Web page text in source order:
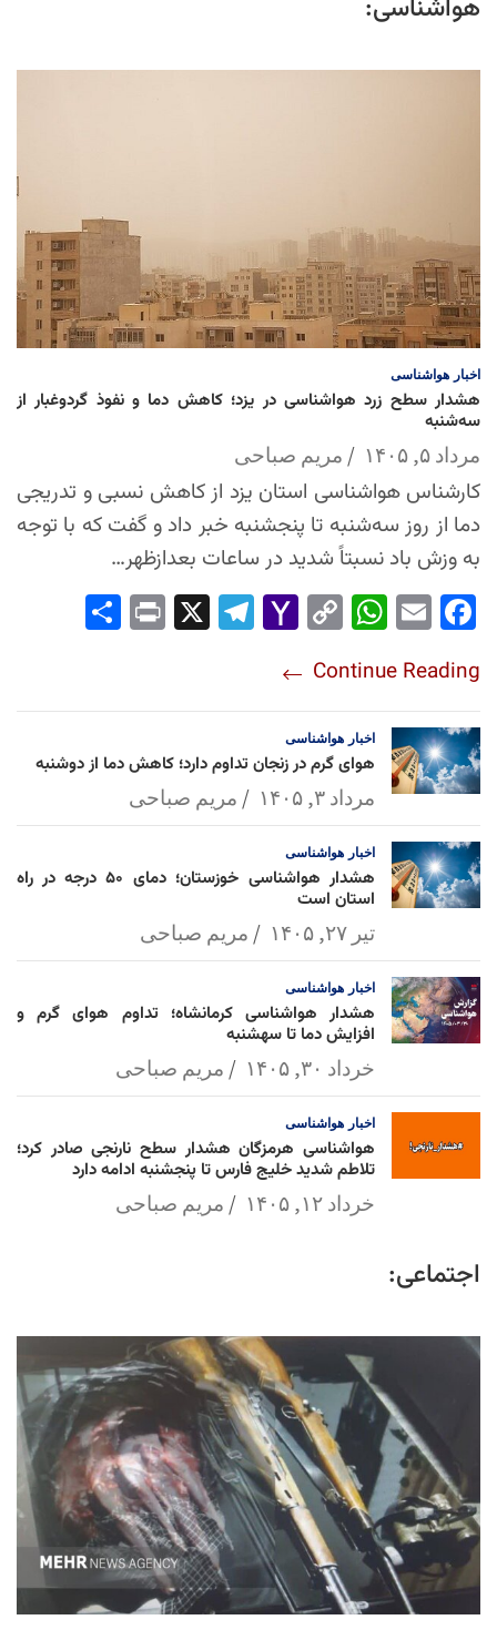
هواشناسی:
اخبار هواشناسی
هشدار سطح زرد هواشناسی در یزد؛ کاهش دما و نفوذ گردوغبار از
سه‌شنبه
مرداد ۵, ۱۴۰۵ مریم صباحی
کارشناس هواشناسی استان یزد از کاهش نسبی و تدریجی
دما از روز سه‌شنبه تا پنجشنبه خبر داد و گفت که با توجه
به وزش باد نسبتاً شدید در ساعات بعدازظهر…
Fac
ok
Em
Wh
Ap
p
Co
Lin
k
Yah
l
Tel
Pri
Continue Reading
اخبار هواشناسی
هوای گرم در زنجان تداوم دارد؛ کاهش دما از دوشنبه
مرداد ۳, ۱۴۰۵ مریم صباحی
اخبار هواشناسی
هشدار هواشناسی خوزستان؛ دمای ۵۰ درجه در راه
استان است
تیر ۲۷, ۱۴۰۵ مریم صباحی
اخبار هواشناسی
هشدار هواشناسی کرمانشاه؛ تداوم هوای گرم و
افزایش دما تا سهشنبه
خرداد ۳۰, ۱۴۰۵ مریم صباحی
اخبار هواشناسی
هواشناسی هرمزگان هشدار سطح نارنجی صادر کرد؛
تلاطم شدید خلیج فارس تا پنجشنبه ادامه دارد
خرداد ۱۲, ۱۴۰۵ مریم صباحی
اجتماعی: